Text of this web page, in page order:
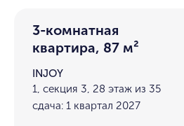
3-комнатная
квартира, 87 м²
INJOY
1, секция 3, 28 этаж из 35
сдача: 1 квартал 2027